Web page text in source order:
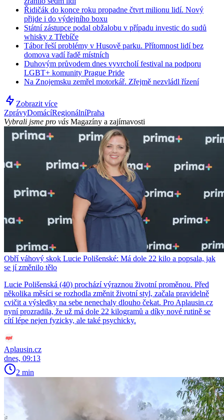
Řidičák do konce roku propadne čtvrt milionu lidí. Nový
přijde i do výdejního boxu
Státní zástupce podal obžalobu v případu investic do sudů
whisky z Třebíče
Tábor řeší problémy v Husově parku. Přítomnost lidí bez
domova vadí řadě místních
Duhovým průvodem dnes vyvrcholí festival na podporu
LGBT+ komunity Prague Pride
Na Znojemsku zemřel motorkář. Zřejmě nezvládl řízení
Zobrazit více
ZprávyDomácíRegionálníPraha
Vybrali jsme pro vás Magazíny a zajímavosti
Obří váhový skok Lucie Polišenské: Má dole 22 kilo a popsala, jak
se jí změnilo tělo
Lucie Polišenská (40) prochází výraznou životní proměnou. Před
několika měsíci se rozhodla změnit životní styl, začala pravidelně
cvičit a výsledky na sebe nenechaly dlouho čekat. Pro Aplausin.cz
nyní prozradila, že už má dole 22 kilogramů a díky nové rutině se
cítí lépe nejen fyzicky, ale také psychicky.
Aplausin.cz
dnes, 09:13
2 min